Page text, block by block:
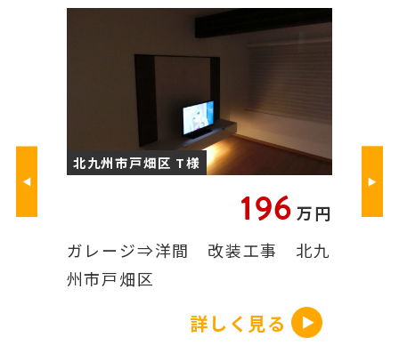
万円
北九州市戸畑区 T様
196 万円
ガレージ⇒洋間 改装工事 北九
州市戸畑区
詳しく見る